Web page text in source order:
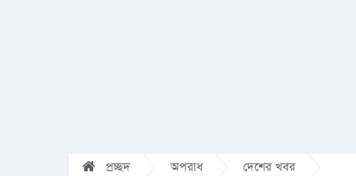
প্রচ্ছদ অপরাধ দেশের খবর